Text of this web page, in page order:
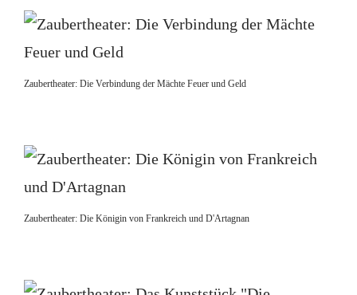
Zaubertheater: Die Verbindung der Mächte Feuer und Geld
Zaubertheater: Die Königin von Frankreich und D'Artagnan